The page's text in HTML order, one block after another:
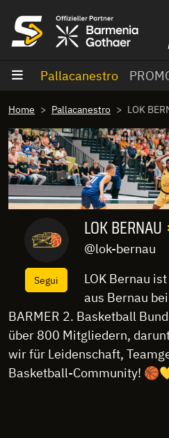
Pallacanestro
Home Pallacanestro LOK
Segui
LOK BERNAU
@lok-bernau
LOK Bernau
aus Bernau
BARMER 2. Basketball
über 800 Mitgliedern,
wir für Leidenschaft,
Basketball-Community!